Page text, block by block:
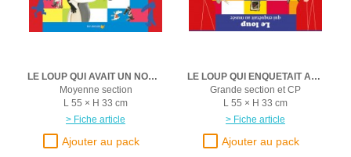
LE LOUP QUI AVAIT UN NOUVEL AMI
Moyenne section
L 55 × H 33 cm
> Fiche article
LE LOUP QUI ENQUETAIT AU AU MUSEE
Grande section et CP
L 55 × H 33 cm
> Fiche article